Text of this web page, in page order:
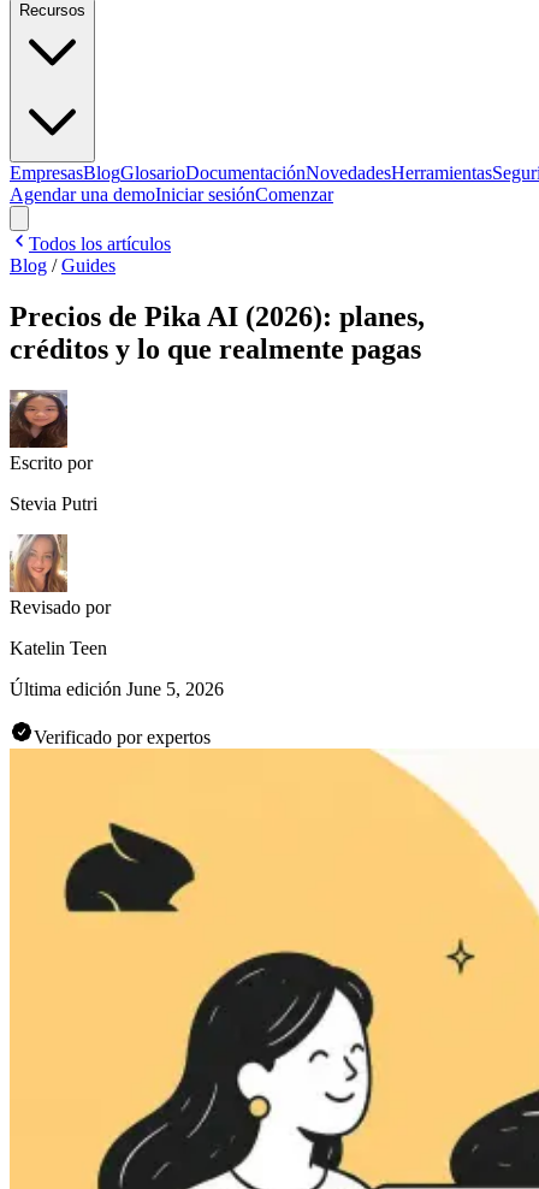
Recursos
EmpresasBlogGlosarioDocumentaciónNovedadesHerramientas
Agendar una demoIniciar sesiónComenzar
Todos los artículos
Blog /Guides
Precios de Pika AI (2026): planes,
créditos y lo que realmente pagas
Escrito por
Stevia Putri
Revisado por
Katelin Teen
Última edición June 5, 2026
Verificado por expertos